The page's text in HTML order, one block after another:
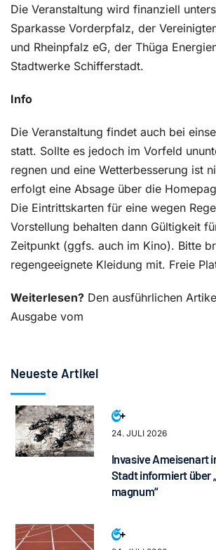
Die Veranstaltung wird finanziell
Sparkasse Vorderpfalz, der
und Rheinpfalz eG, der Thüga
Stadtwerke Schifferstadt.
Info
Die Veranstaltung findet auch bei
statt. Sollte es jedoch im Vorfeld
regnen und eine Wetterbesserung ist
erfolgt eine Absage über die
Die Eintrittskarten für eine wegen
Vorstellung behalten dann Gültigkeit
Zeitpunkt (ggfs. auch im Kino). Bitte
regengeeignete Kleidung mit. Freie
Weiterlesen? Den ausführlichen
Ausgabe vom
Neueste Artikel
24. JULI 2026
Invasive Ameisenart
Stadt informiert über
magnum“